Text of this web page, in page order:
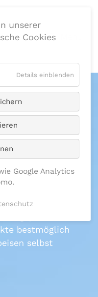
IN
eben
und das
gutbürgerlichem
bestmöglich
selbst
unserer
Cookies
Details einblenden
Google Analytics